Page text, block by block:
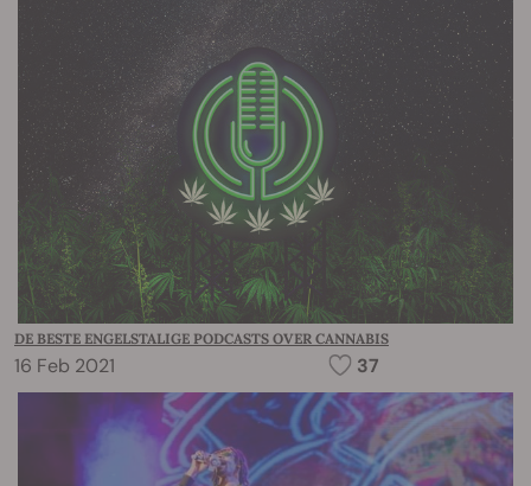
DE BESTE ENGELSTALIGE PODCASTS OVER CANNABIS
16 Feb 2021 37